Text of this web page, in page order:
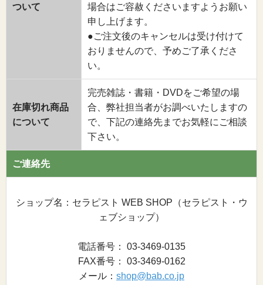
ついて
場合はご容赦くださいますようお願い
申し上げます。
●ご注文後のキャンセルは受け付けて
おりませんので、予めご了承くださ
い。
在庫切れ商品
について
完売雑誌・書籍・DVDをご希望の場
合、弊社担当者がお調べいたしますの
で、下記の連絡先までお気軽にご相談
下さい。
ご連絡先
ショップ名：セラピスト WEB SHOP（セラピスト・ウ
ェブショップ）
電話番号： 03-3469-0135
FAX番号： 03-3469-0162
メール： shop@bab.co.jp